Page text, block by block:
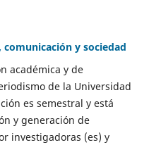
y sociedad
académica y de
de la Universidad
es semestral y está
y generación de
investigadoras (es) y